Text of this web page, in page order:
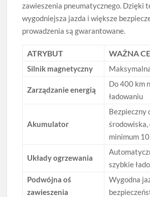
zawieszenia pneumatycznego. Dzięki
wygodniejsza jazda i większe
prowadzenia są gwarantowane.
ATRYBUT WAŻNA
Silnik magnetyczny
Zarządzanie energią
Do 400 km
ładowaniu
Akumulator
Bezpieczny
środowiska,
minimum
Układy ogrzewania
szybkie
Podwójna oś
zawieszenia
Wygodna